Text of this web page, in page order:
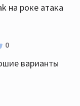
на роке атака
0
варианты